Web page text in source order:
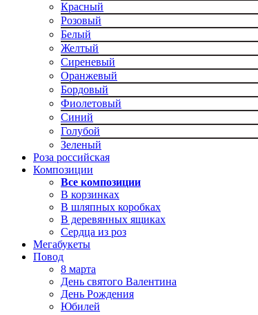
Красный
Розовый
Белый
Желтый
Сиреневый
Оранжевый
Бордовый
Фиолетовый
Синий
Голубой
Зеленый
Роза российская
Композиции
Все композиции
В корзинках
В шляпных коробках
В деревянных ящиках
Сердца из роз
Мегабукеты
Повод
8 марта
День святого Валентина
День Рождения
Юбилей